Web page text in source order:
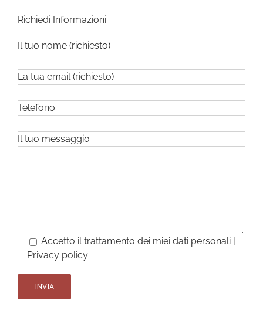
Richiedi Informazioni
Il tuo nome (richiesto)
La tua email (richiesto)
Telefono
Il tuo messaggio
Accetto il trattamento dei miei dati personali |
Privacy policy